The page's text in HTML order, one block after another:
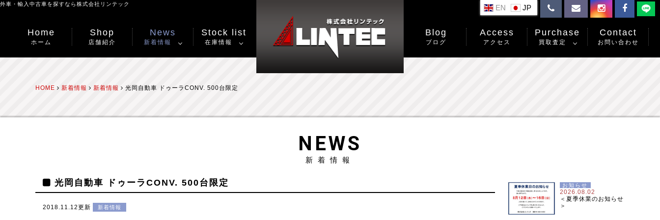
外車・輸入中古車を探すなら株式会社リンテック
Home
ホーム
Shop
店舗紹介
News
新着情報
Stock list
在庫情報
Blog
ブログ
Access
アクセス
Purchase
買取査定
Contact
お問い合わせ
EN
HOME 新着情報 新着情報 光岡自動車 ドゥーラCONV. 500台限定
NEWS
新着情報
光岡自動車 ドゥーラCONV. 500台限定
2018.11.12更新 新着情報
お知らせ
2026.08.02
＜夏季休業のお知らせ
＞